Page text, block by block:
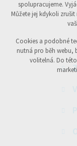
Více informací
spolupracujeme.
Můžete jej kdykoli
Cookies a podobné
nutná pro běh webu,
volitelná. Do